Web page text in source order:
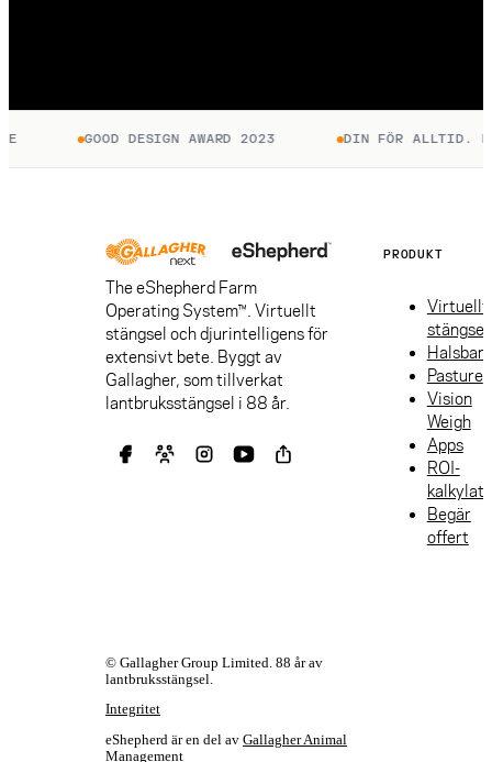
GOOD DESIGN AWARD 2023 DIN FÖR ALLTID.
The eShepherd Farm
Operating System™. Virtuellt
stängsel och djurintelligens för
extensivt bete. Byggt av
Gallagher, som tillverkat
lantbruksstängsel i 88 år.
PRODUKT
Virtuellt
stängsel
Pasture
Vision
Weigh
Apps
ROI-
Begär
offert
© Gallagher Group Limited. 88 år av
lantbruksstängsel.
Integritet
eShepherd är en del av Gallagher Animal
Management